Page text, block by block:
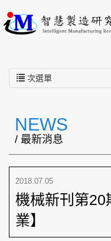
次選單
NEWS
/ 最新消息
2018.07.05
機械新刊第20
業】